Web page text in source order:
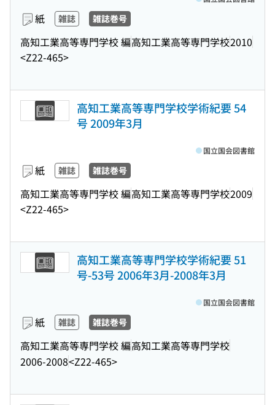
紙 雑誌 雑誌巻号
高知工業高等専門学校 編高知工業高等専門学校2010
<Z22-465>
高知工業高等専門学校学術紀要 54
号 2009年3月
紙 雑誌 雑誌巻号
高知工業高等専門学校 編高知工業高等専門学校2009
<Z22-465>
国立国会図書館
高知工業高等専門学校学術紀要 51
号-53号 2006年3月-2008年3月
紙 雑誌 雑誌巻号
高知工業高等専門学校 編高知工業高等専門学校
2006-2008<Z22-465>
国立国会図書館